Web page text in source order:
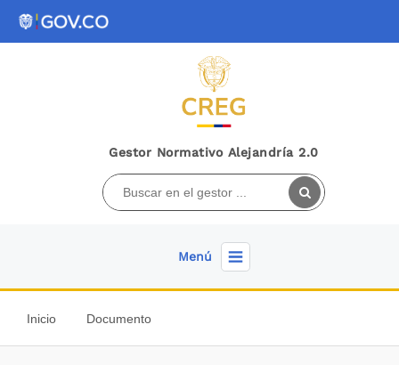
Gestor Normativo Alejandría 2.0
Menú
Inicio Documento